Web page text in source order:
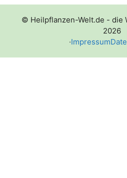
© Heilpflanzen-Welt.de - die
2026
·Impressum